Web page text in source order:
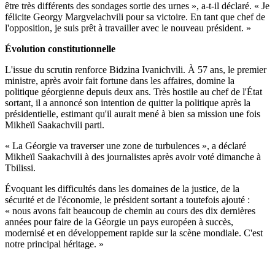
être très différents des sondages sortie des urnes », a-t-il déclaré. « Je
félicite Georgy Margvelachvili pour sa victoire. En tant que chef de
l'opposition, je suis prêt à travailler avec le nouveau président. »
Évolution constitutionnelle
L'issue du scrutin renforce Bidzina Ivanichvili. À 57 ans, le premier
ministre, après avoir fait fortune dans les affaires, domine la
politique géorgienne depuis deux ans. Très hostile au chef de l'État
sortant, il a annoncé son intention de quitter la politique après la
présidentielle, estimant qu'il aurait mené à bien sa mission une fois
Mikheïl Saakachvili parti.
« La Géorgie va traverser une zone de turbulences », a déclaré
Mikheïl Saakachvili à des journalistes après avoir voté dimanche à
Tbilissi.
Évoquant les difficultés dans les domaines de la justice, de la
sécurité et de l'économie, le président sortant a toutefois ajouté :
« nous avons fait beaucoup de chemin au cours des dix dernières
années pour faire de la Géorgie un pays européen à succès,
modernisé et en développement rapide sur la scène mondiale. C'est
notre principal héritage. »